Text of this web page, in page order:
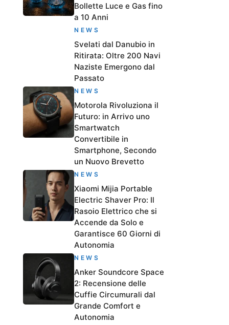
Bollette Luce e Gas fino
a 10 Anni
NEWS
Svelati dal Danubio in
Ritirata: Oltre 200 Navi
Naziste Emergono dal
Passato
NEWS
Motorola Rivoluziona il
Futuro: in Arrivo uno
Smartwatch
Convertibile in
Smartphone, Secondo
un Nuovo Brevetto
NEWS
Xiaomi Mijia Portable
Electric Shaver Pro: Il
Rasoio Elettrico che si
Accende da Solo e
Garantisce 60 Giorni di
Autonomia
NEWS
Anker Soundcore Space
2: Recensione delle
Cuffie Circumurali dal
Grande Comfort e
Autonomia